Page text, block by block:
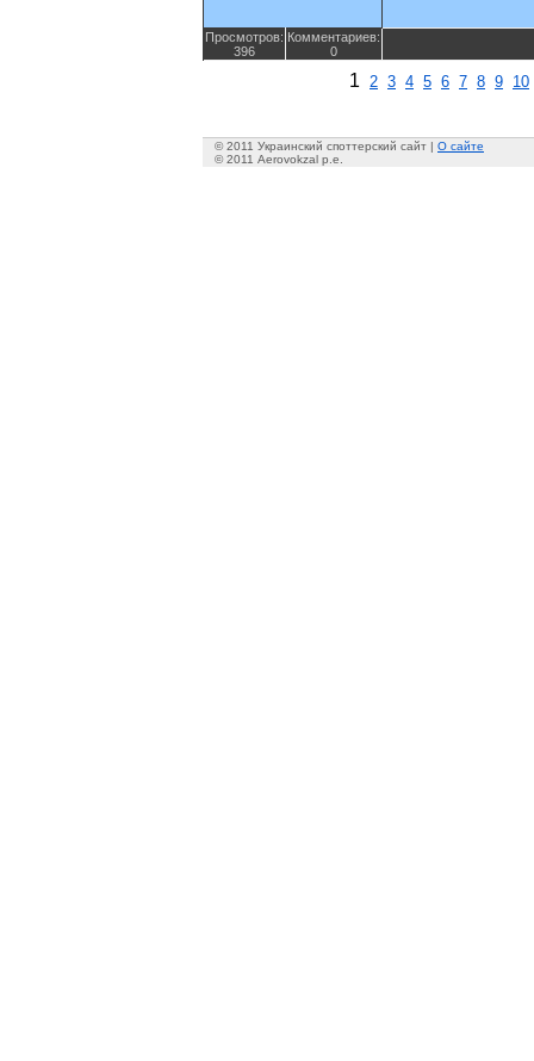
Просмотров:
396
Комментариев:
0
1 2 3 4 5 6 7 8 9 10
© 2011 Украинский споттерский сайт | О сайте
© 2011 Aerovokzal p.e.